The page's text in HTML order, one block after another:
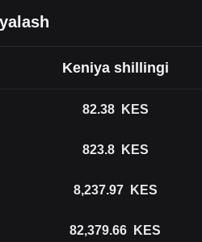
Keniya shillingi
82.38 KES
823.8 KES
8,237.97 KES
82,379.66 KES